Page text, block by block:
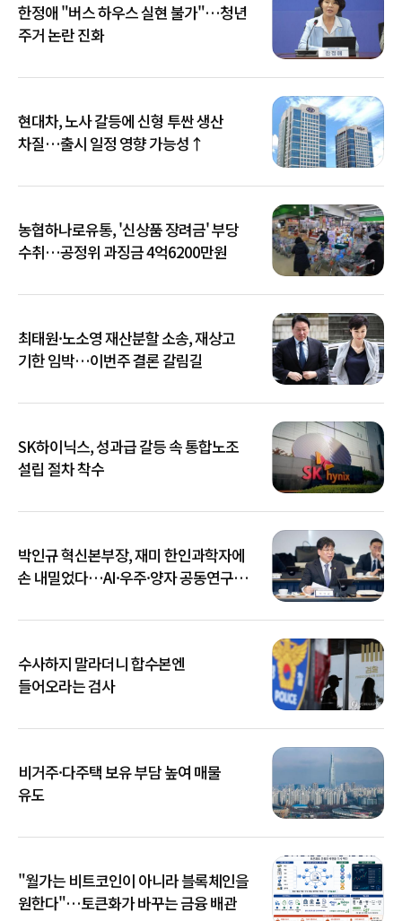
한정애 "버스 하우스 실현 불가"…청년
주거 논란 진화
현대차, 노사 갈등에 신형 투싼 생산
차질…출시 일정 영향 가능성↑
농협하나로유통, '신상품 장려금' 부당
수취…공정위 과징금 4억6200만원
최태원·노소영 재산분할 소송, 재상고
기한 임박…이번주 결론 갈림길
SK하이닉스, 성과급 갈등 속 통합노조
설립 절차 착수
박인규 혁신본부장, 재미 한인과학자에
손 내밀었다…AI·우주·양자 공동연구
수사하지 말라더니 합수본엔
들어오라는 검사
비거주·다주택 보유 부담 높여 매물
유도
"월가는 비트코인이 아니라 블록체인을
원한다"…토큰화가 바꾸는 금융 배관